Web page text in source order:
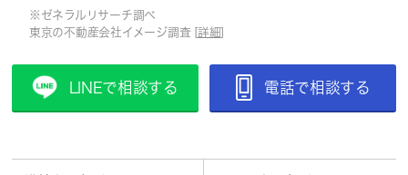
※ゼネラルリサーチ調べ
東京の不動産会社イメージ調査 [ 詳細
LINEで相談する 電話で相談する